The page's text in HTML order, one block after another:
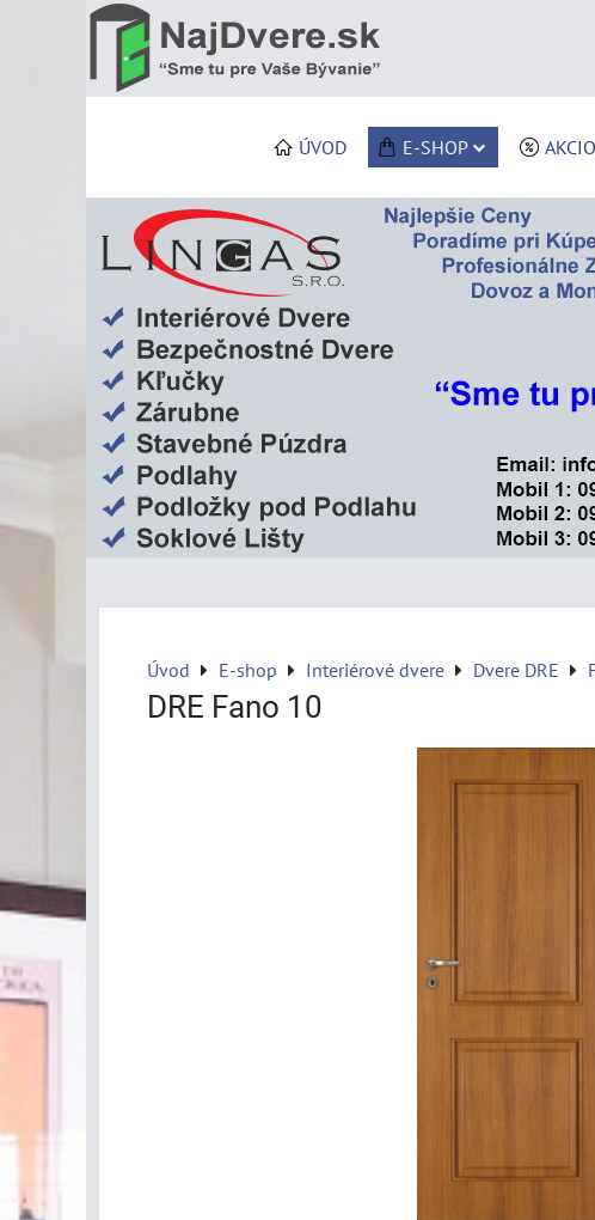
ÚVOD E-SHOP
Úvod E-shop Interiérové dvere Dvere DRE
DRE Fano 10